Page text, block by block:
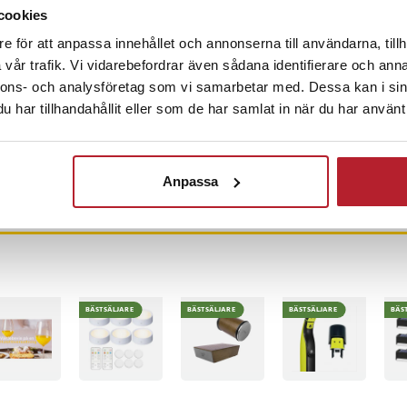
för att anpassa innehållet och annonserna till användarna,
trafik. Vi vidarebefordrar även sådana identifierare och
och analysföretag som vi samarbetar med. Dessa kan i
har tillhandahållit eller som de har samlat in när du har
Anpassa
000 ultramjuka borststrån
borststrån för byteindikator
Var tredje månad
till 100 % mer plack än en
Oral-B iO eltandborstar
%
Oral-B iO2 Night
Black eltandborste
med trycksensor och
timer
499 kr
Oral-B Vitality Pro
blå – eltandborste
uppladdningsbar med
timer
299 kr 39
39
BÄSTSÄLJARE BÄSTSÄLJARE BÄSTSÄLJARE